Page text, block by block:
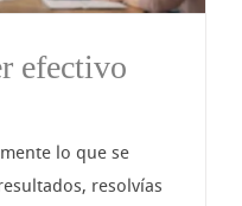
efectivo
lo que se
resolvías